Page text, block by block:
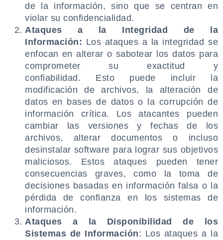
de la información, sino que se centran en
violar su confidencialidad.
Ataques a la Integridad de la
Información: Los ataques a la integridad se
enfocan en alterar o sabotear los datos para
comprometer su exactitud y
confiabilidad. Esto puede incluir la
modificación de archivos, la alteración de
datos en bases de datos o la corrupción de
información crítica. Los atacantes pueden
cambiar las versiones y fechas de los
archivos, alterar documentos o incluso
desinstalar software para lograr sus objetivos
maliciosos. Estos ataques pueden tener
consecuencias graves, como la toma de
decisiones basadas en información falsa o la
pérdida de confianza en los sistemas de
información.
Ataques a la Disponibilidad de los
Sistemas de Información: Los ataques a la